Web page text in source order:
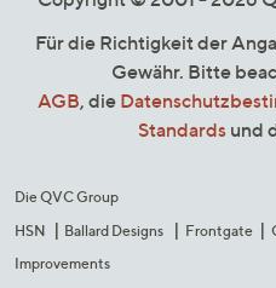
Für die Richtigkeit der
Gewähr. Bitte
AGB, die
Standards und
Die QVC Group
HSN
Ballard Designs Frontgate
Improvements